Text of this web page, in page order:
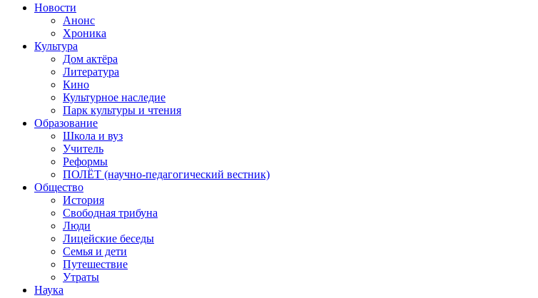
Новости
Анонс
Хроника
Культура
Дом актёра
Литература
Кино
Культурное наследие
Парк культуры и чтения
Образование
Школа и вуз
Учитель
Реформы
ПОЛЁТ (научно-педагогический вестник)
Общество
История
Свободная трибуна
Люди
Лицейские беседы
Семья и дети
Путешествие
Утраты
Наука